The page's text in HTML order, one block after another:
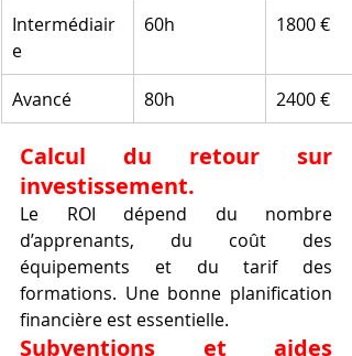
Intermédiair
e
60h 1800 €
Avancé 80h 2400 €
Calcul du retour sur
investissement.
Le ROI dépend du nombre
d’apprenants, du coût des
équipements et du tarif des
formations. Une bonne planification
financière est essentielle.
Subventions et aides